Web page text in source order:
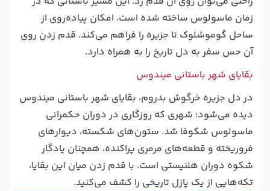
زمان ماسولوس ساخته شده است، امکان پیاده‌روی از
ساحل گوموشلوک تا جزیره را فراهم می‌کند. قدم زدن روی
آن حس سفر به دل تاریخ را به همراه دارد.
بقایای شهر باستانی میندوس
در دل جزیره خرگوش بدروم، بقایای شهر باستانی میندوس
دیده می‌شود؛ شهری که روزگاری در دوران حکمرانی
ماسولوس شکوفا شد. ستون‌های شکسته، دیوارهای
فرو‌ریخته و قطعه‌های مرمری پراکنده، همچنان یادگار
شکوه دوران هلنیستی است. با قدم زدن میان این بقایا،
تکه‌هایی از یک پازل تاریخی را کشف می‌کنید.